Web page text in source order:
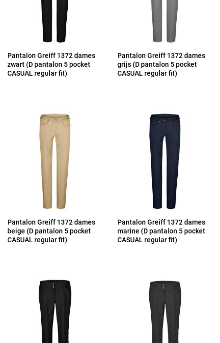
Pantalon Greiff 1372 dames
zwart (D pantalon 5 pocket
CASUAL regular fit)
Pantalon Greiff 1372 dames
grijs (D pantalon 5 pocket
CASUAL regular fit)
Pantalon Greiff 1372 dames
beige (D pantalon 5 pocket
CASUAL regular fit)
Pantalon Greiff 1372 dames
marine (D pantalon 5 pocket
CASUAL regular fit)